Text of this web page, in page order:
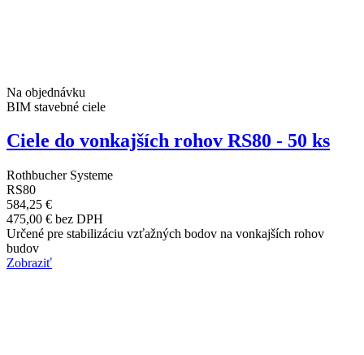
Na objednávku
BIM stavebné ciele
Ciele do vonkajších rohov RS80 - 50 ks
Rothbucher Systeme
RS80
584,25 €
475,00 € bez DPH
Určené pre stabilizáciu vzťažných bodov na vonkajších rohov
budov
Zobraziť